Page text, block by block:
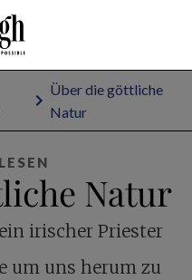
Über die göttliche
Natur
Natur
irischer Priester
um uns herum zu